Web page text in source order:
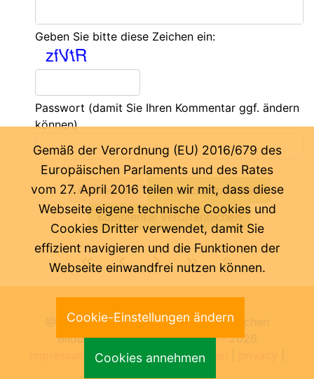
Geben Sie bitte diese Zeichen ein:
Passwort (damit Sie Ihren Kommentar ggf. ändern
können)
@ Pädagogische Abteilung der Deutschen
Bildungsdirektion Bozen 2000 -2026
|benutzungsbedingungen
Gemäß der Verordnung (EU) 2016/679 des
Europäischen Parlaments und des Rates
vom 27. April 2016 teilen wir mit, dass diese
Webseite eigene technische Cookies und
Cookies Dritter verwendet, damit Sie
effizient navigieren und die Funktionen der
Webseite einwandfrei nutzen können.
Cookie-Einstellungen ändern
Cookies annehmen